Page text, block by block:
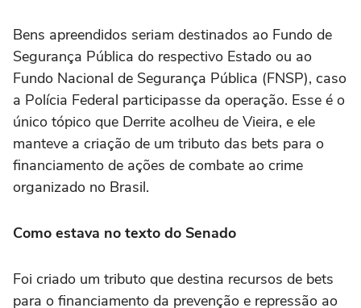
Bens apreendidos seriam destinados ao Fundo de
Segurança Pública do respectivo Estado ou ao
Fundo Nacional de Segurança Pública (FNSP), caso
a Polícia Federal participasse da operação. Esse é o
único tópico que Derrite acolheu de Vieira, e ele
manteve a criação de um tributo das bets para o
financiamento de ações de combate ao crime
organizado no Brasil.
Como estava no texto do Senado
Foi criado um tributo que destina recursos de bets
para o financiamento da prevenção e repressão ao